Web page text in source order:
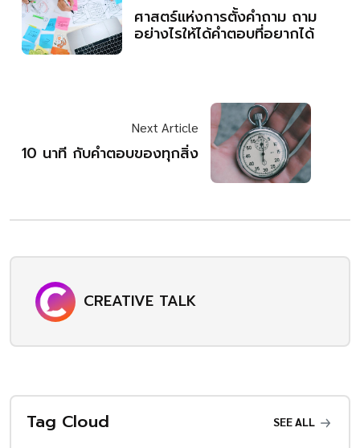
ศาสตร์แห่งการตั้งคำถาม ถาม
อย่างไรให้ได้คำตอบที่อยากได้
Next Article
10 นาที กับคำตอบของทุกสิ่ง
CREATIVE TALK
Tag Cloud SEE ALL